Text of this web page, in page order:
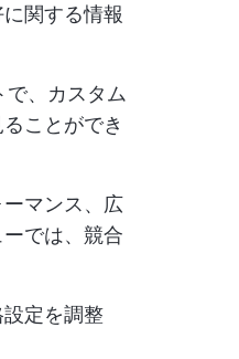
関する情報
、カスタム
ことができ
マンス、広
では、競合
定を調整